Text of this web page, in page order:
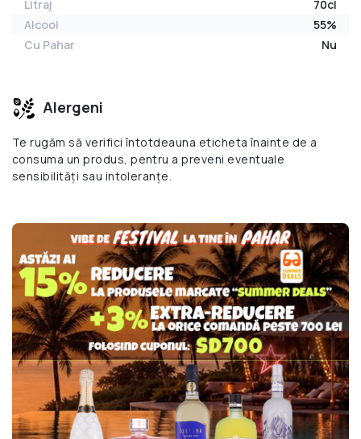
Litraj
70cl
Alcool
55%
Cu Pahar
Nu
Alergeni
Te rugăm să verifici întotdeauna eticheta înainte de a
consuma un produs, pentru a preveni eventuale
sensibilități sau intoleranțe.